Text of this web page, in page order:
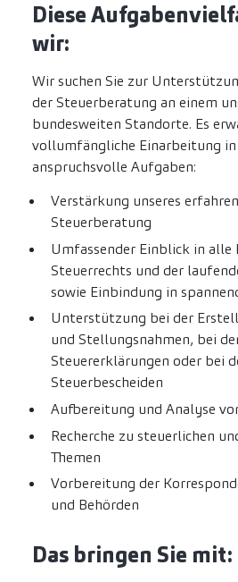
Diese
wir:
Wir suchen Sie zur
der Steuerberatung an einem
bundesweiten Standorte. Es
vollumfängliche Einarbeitung in
anspruchsvolle Aufgaben:
Verstärkung unseres
Steuerberatung
Umfassender Einblick in alle
Steuerrechts und der
sowie Einbindung in
Unterstützung bei der
und Stellungsnahmen, bei
Steuererklärungen oder bei
Steuerbescheiden
Aufbereitung und Analyse
Recherche zu steuerlichen
Themen
Vorbereitung der
und Behörden
Das bringen Sie mit: